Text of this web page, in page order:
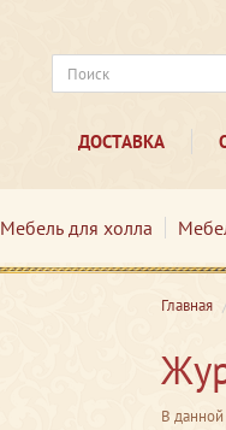
ДОСТАВКА
Мебель для холла
Главная
В данной